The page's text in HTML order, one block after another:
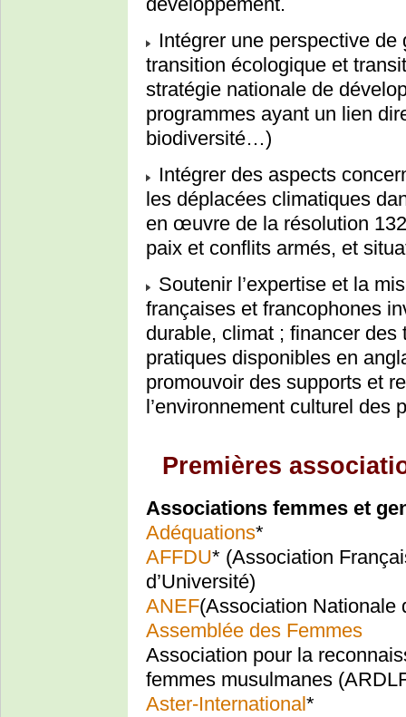
Intégrer une perspective
transition écologique et
stratégie nationale de
programmes ayant un lien
biodiversité…)
Intégrer des aspects
les déplacées climatiques
en œuvre de la résolution
paix et conflits armés, et
Soutenir l’expertise et la
françaises et francophones
durable, climat ; financer
pratiques disponibles en
promouvoir des supports et
l’environnement culturel des
Premières
Associations femmes et
Adéquations*
AFFDU* (Association
d’Université)
ANEF(Association Nationale
Assemblée des Femmes
Association pour la
femmes musulmanes
Aster-International*